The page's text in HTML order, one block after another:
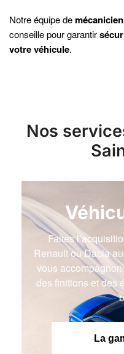
Notre équipe de
conseille pour garantir
votre véhicule.
Nos
Faites
Renault ou Dacia
vous
des finitions et des
La